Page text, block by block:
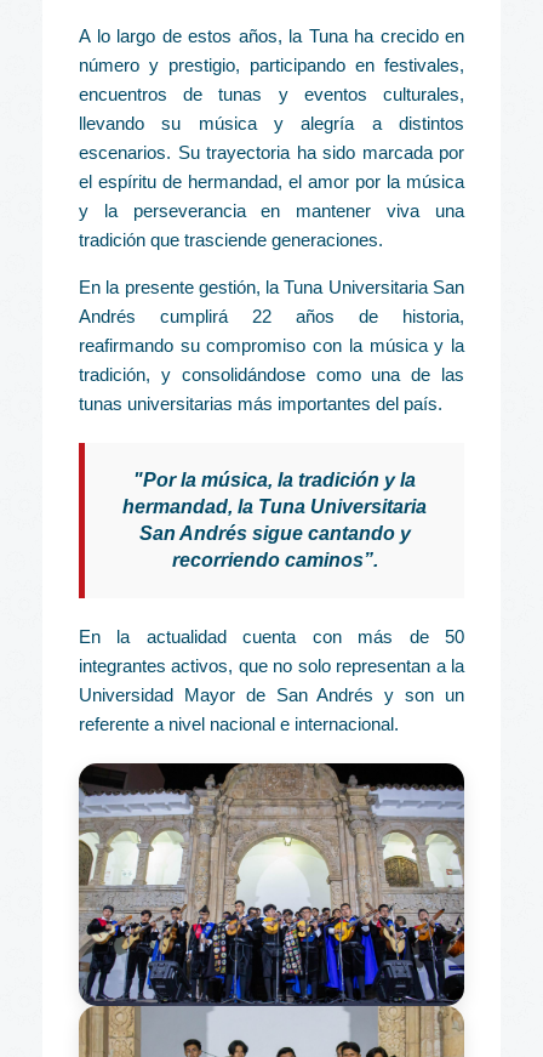
A lo largo de estos años, la Tuna ha crecido en
número y prestigio, participando en festivales,
encuentros de tunas y eventos culturales,
llevando su música y alegría a distintos
escenarios. Su trayectoria ha sido marcada por
el espíritu de hermandad, el amor por la música
y la perseverancia en mantener viva una
tradición que trasciende generaciones.
En la presente gestión, la Tuna Universitaria San
Andrés cumplirá 22 años de historia,
reafirmando su compromiso con la música y la
tradición, y consolidándose como una de las
tunas universitarias más importantes del país.
"Por la música, la tradición y la
hermandad, la Tuna Universitaria
San Andrés sigue cantando y
recorriendo caminos”.
En la actualidad cuenta con más de 50
integrantes activos, que no solo representan a la
Universidad Mayor de San Andrés y son un
referente a nivel nacional e internacional.